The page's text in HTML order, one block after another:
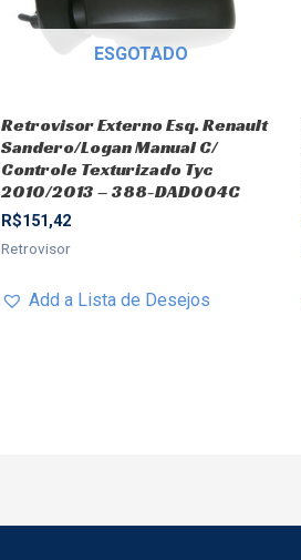
ESGOTADO
Retrovisor Externo Esq. Renault
Sandero/Logan Manual C/
Controle Texturizado Tyc
2010/2013 – 388-DAD004C
R$151,42
Retrovisor
Add a Lista de Desejos